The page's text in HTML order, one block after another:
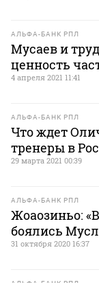
АЛЬФА-БАНК РПЛ
Мусаев и
ценность
4 апреля 2021 11:41
АЛЬФА-БАНК РПЛ
Что ждет
тренеры в
29 марта 2021 00:39
АЛЬФА-БАНК РПЛ
Жоаозиньо:
боялись
31 октября 2020 16:37